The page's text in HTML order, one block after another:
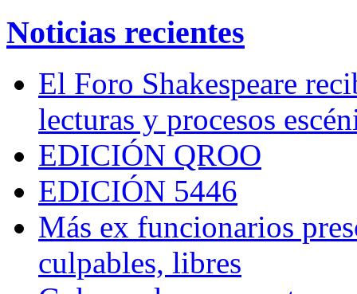
Noticias recientes
El Foro Shakespeare
lecturas y procesos
EDICIÓN QROO
EDICIÓN 5446
Más ex funcionarios
culpables, libres